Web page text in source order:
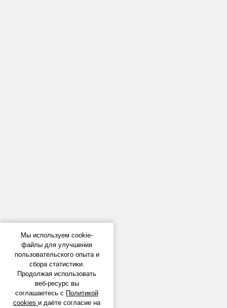
Мы используем cookie-
файлы для улучшения
пользовательского опыта и
сбора статистики.
Продолжая использовать
веб-ресурс вы
соглашаетесь с Политикой
cookies и даёте согласие на